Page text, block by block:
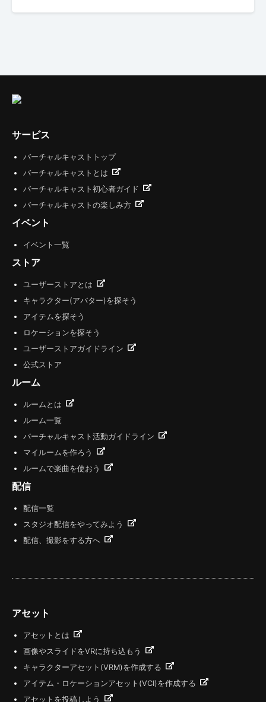
サービス
バーチャルキャストトップ
バーチャルキャストとは
バーチャルキャスト初心者ガイド
バーチャルキャストの楽しみ方
イベント
イベント一覧
ストア
ユーザーストアとは
キャラクター(アバター)を探そう
アイテムを探そう
ロケーションを探そう
ユーザーストアガイドライン
公式ストア
ルーム
ルームとは
ルーム一覧
バーチャルキャスト活動ガイドライン
マイルームを作ろう
ルームで楽曲を使おう
配信
配信一覧
スタジオ配信をやってみよう
配信、撮影をする方へ
アセット
アセットとは
画像やスライドをVRに持ち込もう
キャラクターアセット(VRM)を作成する
アイテム・ロケーションアセット(VCI)を作成する
アセットを投稿しよう